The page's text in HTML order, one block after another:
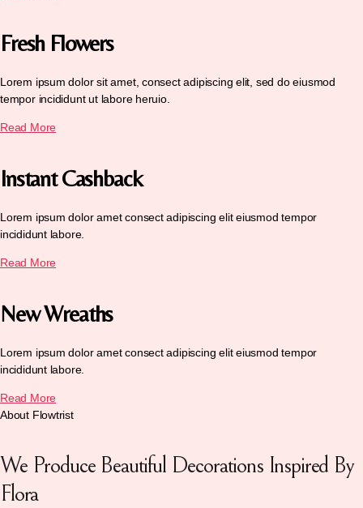
Fresh Flowers
Lorem ipsum dolor sit amet, consect adipiscing elit, sed do eiusmod
tempor incididunt ut labore heruio.
Read More
Instant Cashback
Lorem ipsum dolor amet consect adipiscing elit eiusmod tempor
incididunt labore.
Read More
New Wreaths
Lorem ipsum dolor amet consect adipiscing elit eiusmod tempor
incididunt labore.
Read More
About Flowtrist
We Produce Beautiful Decorations Inspired By
Flora